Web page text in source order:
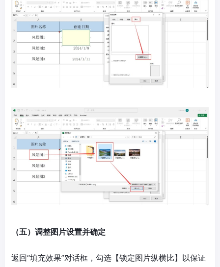
（五）调整图片设置并确定
返回“填充效果”对话框，勾选【锁定图片纵横比】以保证